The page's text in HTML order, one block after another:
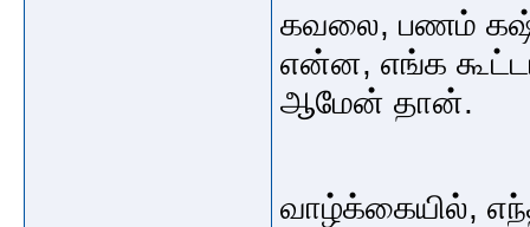
கவலை, பணம்
என்ன, எங்க
ஆமேன் தான்.
வாழ்க்கையில்,